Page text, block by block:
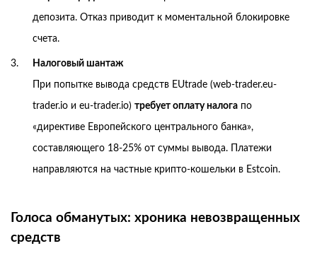
депозита. Отказ приводит к моментальной блокировке
счета.
Налоговый шантаж
При попытке вывода средств EUtrade (web-trader.eu-
trader.io и eu-trader.io) требует оплату налога по
«директиве Европейского центрального банка»,
составляющего 18-25% от суммы вывода. Платежи
направляются на частные крипто-кошельки в Estcoin.
Голоса обманутых: хроника невозвращенных
средств